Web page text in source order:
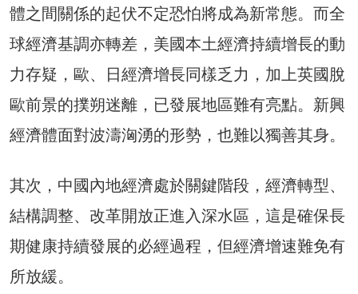
體之間關係的起伏不定恐怕將成為新常態。而全
球經濟基調亦轉差，美國本土經濟持續增長的動
力存疑，歐、日經濟增長同樣乏力，加上英國脫
歐前景的撲朔迷離，已發展地區難有亮點。新興
經濟體面對波濤洶湧的形勢，也難以獨善其身。
其次，中國內地經濟處於關鍵階段，經濟轉型、
結構調整、改革開放正進入深水區，這是確保長
期健康持續發展的必經過程，但經濟增速難免有
所放緩。